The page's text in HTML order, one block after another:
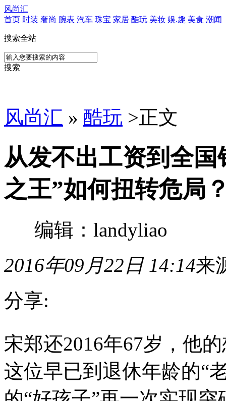
风尚汇
首页 时装 奢尚 腕表 汽车 珠宝 家居 酷玩 美妆 娱.趣 美食 潮闻
搜索全站
搜索
风尚汇 » 酷玩 >正文
从发不出工资到全
之王”如何扭转危局
编辑：landyliao
2016年09月22日 14:14来
分享:
郑
还
年
67
岁，
他
宋郑还2016年67岁，他
这位早已到退休年龄的“